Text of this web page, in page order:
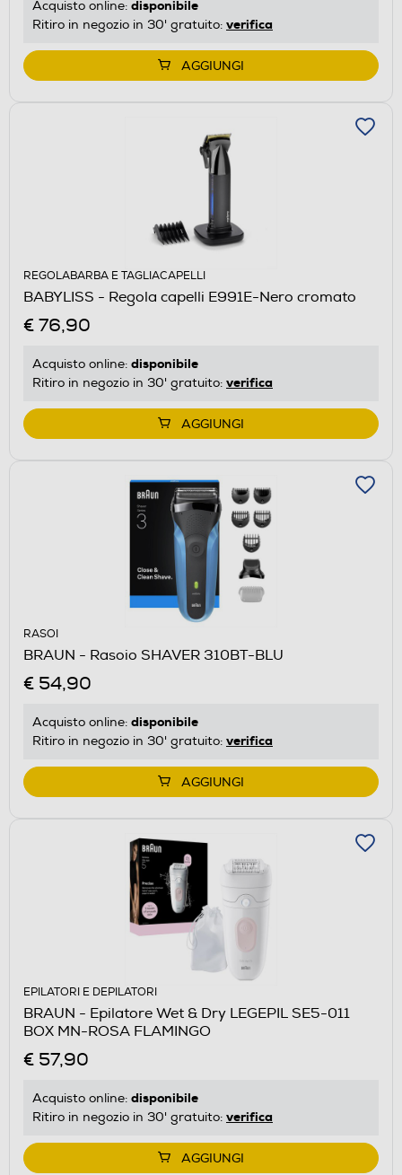
Acquisto online: disponibile
Ritiro in negozio in 30' gratuito: verifica
AGGIUNGI
REGOLABARBA E TAGLIACAPELLI
BABYLISS - Regola capelli E991E-Nero cromato
€ 76,90
Acquisto online: disponibile
Ritiro in negozio in 30' gratuito: verifica
AGGIUNGI
RASOI
BRAUN - Rasoio SHAVER 310BT-BLU
€ 54,90
Acquisto online: disponibile
Ritiro in negozio in 30' gratuito: verifica
AGGIUNGI
EPILATORI E DEPILATORI
BRAUN - Epilatore Wet & Dry LEGEPIL SE5-011
BOX MN-ROSA FLAMINGO
€ 57,90
Acquisto online: disponibile
Ritiro in negozio in 30' gratuito: verifica
AGGIUNGI